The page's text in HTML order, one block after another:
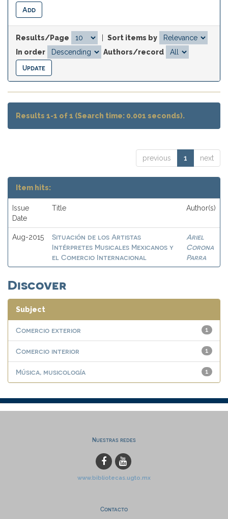
Results/Page
Sort items by
In order
Authors/record
Results 1-1 of 1 (Search time: 0.001 seconds).
previous 1 next
Item hits:
Issue
Date
Title Author(s)
Aug-2015
Situación de los Artistas
Intérpretes Musicales Mexicanos y
el Comercio Internacional
Ariel
Corona
Parra
Discover
Subject
1
Comercio exterior
1
Comercio interior
1
Música, musicología
Nuestras redes
www.bibliotecas.ugto.mx
Contacto